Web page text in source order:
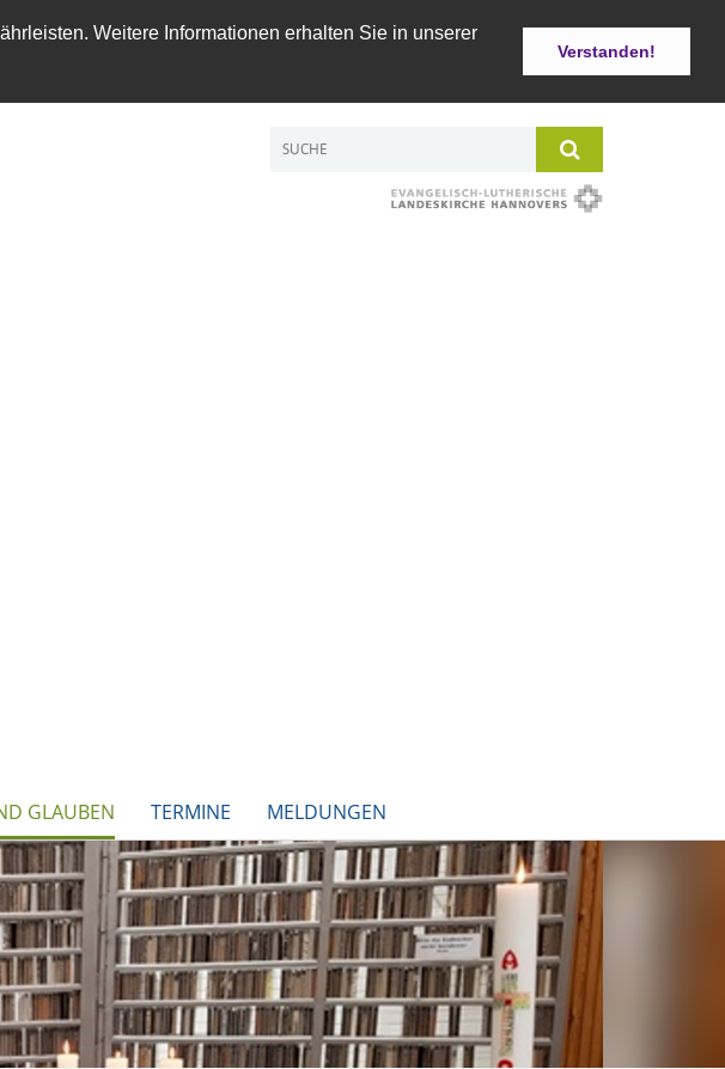
Weitere Informationen erhalten Sie in unserer
Verstanden!
GLAUBEN TERMINE MELDUNGEN